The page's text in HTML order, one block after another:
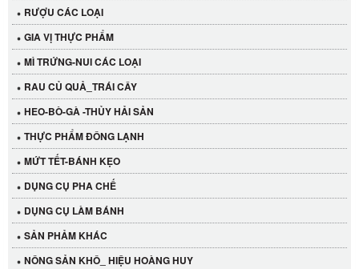
RƯỢU CÁC LOẠI
GIA VỊ THỰC PHẨM
MÌ TRỨNG-NUI CÁC LOẠI
RAU CỦ QUẢ_TRÁI CÂY
HEO-BÒ-GÀ -THỦY HẢI SẢN
THỰC PHẨM ĐÔNG LẠNH
MỨT TẾT-BÁNH KẸO
DỤNG CỤ PHA CHẾ
DỤNG CỤ LÀM BÁNH
SẢN PHẢM KHÁC
NÔNG SẢN KHÔ_ HIỆU HOÀNG HUY
BAO 20 GÓI ĐƯỜNG SẠCH CÔ BA 1KG
515.000 VND
Bột Màng Sữa Phô Mai Luave 500g
ĐƯỜNG VÀNG AN KHÊ (50KG/BAO)
1.150.000 VND